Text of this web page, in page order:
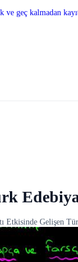
ve geç kalmadan
Gelişen